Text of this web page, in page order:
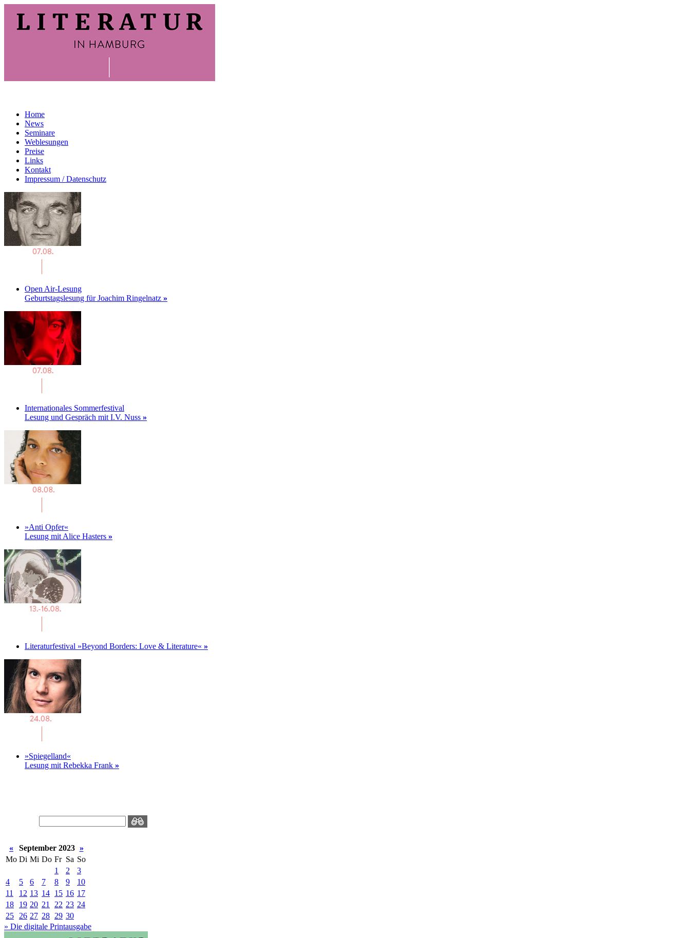
Home
News
Seminare
Weblesungen
Preise
Links
Kontakt
Impressum / Datenschutz
Open Air-Lesung
Geburtstagslesung für Joachim Ringelnatz »
Internationales Sommerfestival
Lesung und Gespräch mit I.V. Nuss »
»Anti Opfer«
Lesung mit Alice Hasters »
Literaturfestival »Beyond Borders: Love & Literature« »
»Spiegelland«
Lesung mit Rebekka Frank »
« September 2023 »
Mo Di Mi Do Fr Sa So
1
2
3
4
5 6 7 8 9
10
11
12 13 14 15 16 17
18
19 20 21 22 23 24
25
26 27 28 29 30
» Die digitale Printausgabe